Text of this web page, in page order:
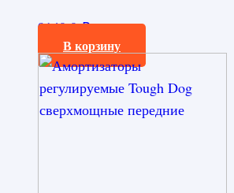
9140,0₽
В корзину